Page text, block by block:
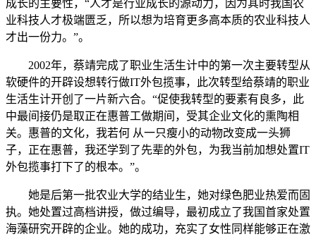
成长的主要性，“人才是行业成长的源动力，因为其时我国农
业科技人才极端匮乏，所以想为培育更多高本质的农业科技人
才出一份力。”。
2002年，蔡靖完成了职业生活生计中的第一次主要转型从
软硬件的开辟设想转行做IT外包揽事，此次转型给蔡靖的职业
生活生计开创了一片新六合。“促使我转型的要素有良多，此
中最间接仍是取正在惠普工做期间，受其企业文化的熏陶相
关。惠普的文化，我若何 从一只瘦小的动物改变成一头狮
子，正在惠普，我还学到了先辈的外包，为我当前加想处置IT
外包揽事打下了的根本。”。
她是后第一批农业大学的结业生，她对绿色肥业热爱而固
执。她处置过高档讲授，做过编导，最初成立了我国首家处置
海藻研究开辟的企业。她的成功，充实了女性同样能够正在激